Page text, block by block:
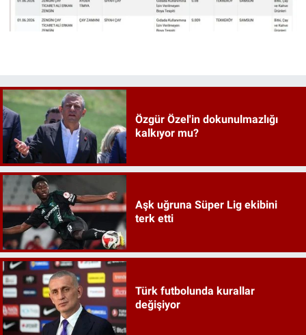
Özgür Özel'in dokunulmazlığı
kalkıyor mu?
Aşk uğruna Süper Lig ekibini
terk etti
Türk futbolunda kurallar
değişiyor